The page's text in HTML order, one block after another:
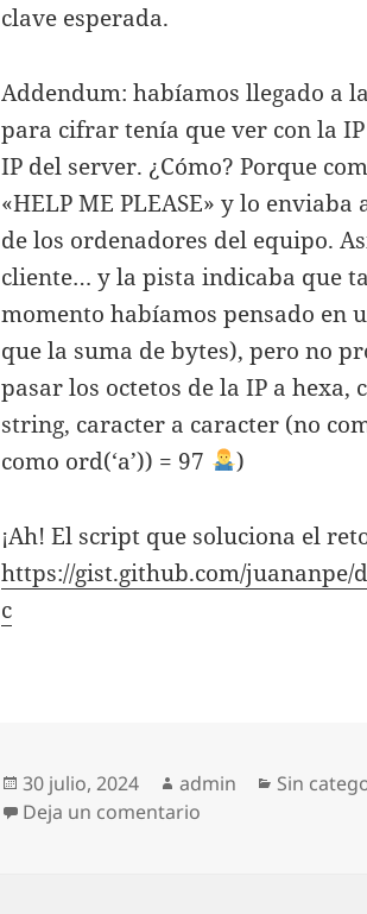
clave esperada.
Addendum: habíamos llegado a
para cifrar tenía que ver con la
IP del server. ¿Cómo? Porque
«HELP ME PLEASE» y lo
de los ordenadores del equipo.
cliente… y la pista indicaba que
momento habíamos pensado en
que la suma de bytes), pero no
pasar los octetos de la IP a hexa,
string, caracter a caracter (no
como ord(‘a’)) = 97
)
¡Ah! El script que soluciona el
https://gist.github.com/juananpe/
c
Publicado
el
30 julio, 2024 Autor
admin Sin
Deja un comentario